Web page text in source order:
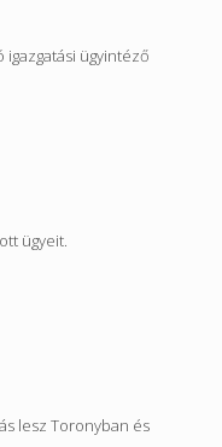
igazgatási ügyintéző
ügyeit.
lesz Toronyban és